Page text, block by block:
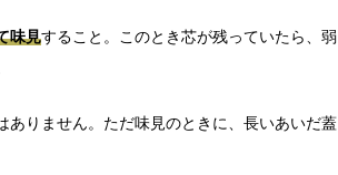
味見すること。このとき芯が残っていたら、弱
ありません。ただ味見のときに、長いあいだ蓋